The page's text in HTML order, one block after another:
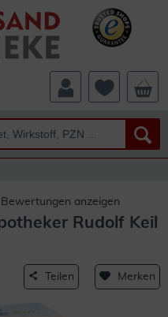
Bewertungen anzeigen
Rudolf Keil
Teilen Merken